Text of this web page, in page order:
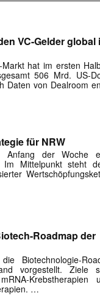
|transkript-
VC-Gelder global
hat im ersten
506 Mrd. US-
Daten von Dealroom
für NRW
Anfang der Woche
Im Mittelpunkt steht
Roadmap der
Biotechnologie-
vorgestellt. Ziele
Krebstherapien
…